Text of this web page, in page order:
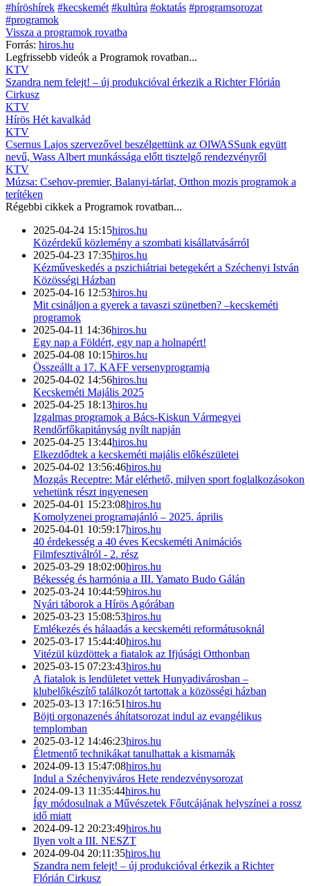
#híröshírek #kecskemét #kultúra #oktatás #programsorozat
#programok
Vissza a programok rovatba
Forrás: hiros.hu
Legfrissebb videók a Programok rovatban...
KTV
Szandra nem felejt! – új produkcióval érkezik a Richter Flórián
Cirkusz
KTV
Hírös Hét kavalkád
KTV
Csernus Lajos szervezővel beszélgettünk az OlWASSunk együtt
nevű, Wass Albert munkássága előtt tisztelgő rendezvényről
KTV
Múzsa: Csehov-premier, Balanyi-tárlat, Otthon mozis programok a
terítéken
Régebbi cikkek a Programok rovatban...
2025-04-24 15:15hiros.hu
Közérdekű közlemény a szombati kisállatvásárról
2025-04-23 17:35hiros.hu
Kézműveskedés a pszichiátriai betegekért a Széchenyi István
Közösségi Házban
2025-04-16 12:53hiros.hu
Mit csináljon a gyerek a tavaszi szünetben? –kecskeméti
programok
2025-04-11 14:36hiros.hu
Egy nap a Földért, egy nap a holnapért!
2025-04-08 10:15hiros.hu
Összeállt a 17. KAFF versenyprogramja
2025-04-02 14:56hiros.hu
Kecskeméti Majális 2025
2025-04-25 18:13hiros.hu
Izgalmas programok a Bács-Kiskun Vármegyei
Rendőrfőkapitányság nyílt napján
2025-04-25 13:44hiros.hu
Elkezdődtek a kecskeméti majális előkészületei
2025-04-02 13:56:46hiros.hu
Mozgás Receptre: Már elérhető, milyen sport foglalkozásokon
vehetünk részt ingyenesen
2025-04-01 15:23:08hiros.hu
Komolyzenei programajánló – 2025. április
2025-04-01 10:59:17hiros.hu
40 érdekesség a 40 éves Kecskeméti Animációs
Filmfesztiválról - 2. rész
2025-03-29 18:02:00hiros.hu
Békesség és harmónia a III. Yamato Budo Gálán
2025-03-24 10:44:59hiros.hu
Nyári táborok a Hírös Agórában
2025-03-23 15:08:53hiros.hu
Emlékezés és hálaadás a kecskeméti reformátusoknál
2025-03-17 15:44:40hiros.hu
Vitézül küzdöttek a fiatalok az Ifjúsági Otthonban
2025-03-15 07:23:43hiros.hu
A fiatalok is lendületet vettek Hunyadivárosban –
klubelőkészítő találkozót tartottak a közösségi házban
2025-03-13 17:16:51hiros.hu
Böjti orgonazenés áhítatsorozat indul az evangélikus
templomban
2025-03-12 14:46:23hiros.hu
Életmentő technikákat tanulhattak a kismamák
2024-09-13 15:47:08hiros.hu
Indul a Széchenyiváros Hete rendezvénysorozat
2024-09-13 11:35:44hiros.hu
Így módosulnak a Művészetek Főutcájának helyszínei a rossz
idő miatt
2024-09-12 20:23:49hiros.hu
Ilyen volt a III. NESZT
2024-09-04 20:11:35hiros.hu
Szandra nem felejt! – új produkcióval érkezik a Richter
Flórián Cirkusz